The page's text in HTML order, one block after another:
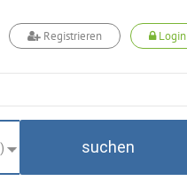
Registrieren Login
) suchen